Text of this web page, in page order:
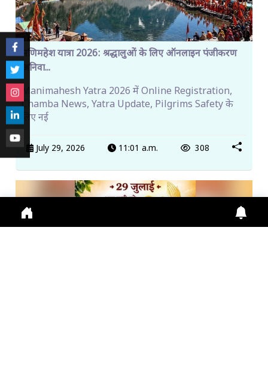
मणिमहेश यात्रा 2026: श्रद्धालुओं के लिए ऑनलाइन पंजीकरण
अनिवा...
Manimahesh Yatra 2026 में Online Registration,
Chamba News, Yatra Update, Pilgrims Safety के
लिए नई
July 29, 2026 11:01 a.m. 308